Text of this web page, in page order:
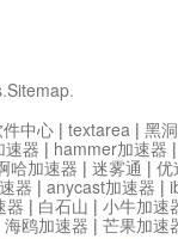
.Sitemap.
中心 | textarea | 黑
速器 | hammer加速器
哈加速器 | 迷雾通 | 优
器 | anycast加速器 |
器 | 白石山 | 小牛加速
海鸥加速器 | 芒果加速